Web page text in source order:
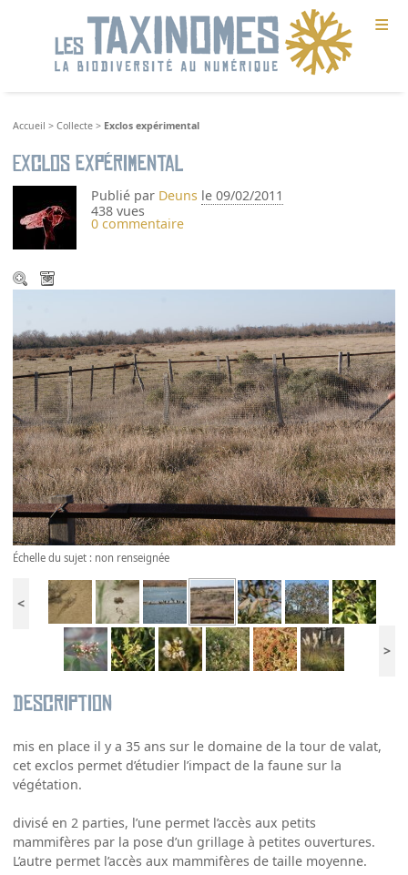
≡
Accueil >Collecte > Exclos expérimental
Exclos expérimental
Publié par Deuns le 09/02/2011
438 vues
0 commentaire
Échelle du sujet : non renseignée
<
>
Description
mis en place il y a 35 ans sur le domaine de la tour de valat,
cet exclos permet d’étudier l’impact de la faune sur la
végétation.
divisé en 2 parties, l’une permet l’accès aux petits
mammifères par la pose d’un grillage à petites ouvertures.
L’autre permet l’accès aux mammifères de taille moyenne.